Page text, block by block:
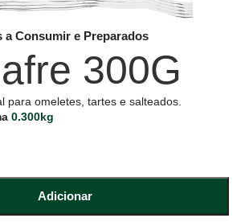
a Consumir e Preparados
300G
para omeletes, tartes e salteados.
0.300kg
Adicionar